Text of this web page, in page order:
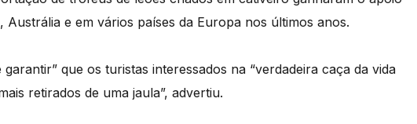
Austrália e em vários países da Europa nos últimos anos.
que os turistas interessados na “verdadeira caça da vida
retirados de uma jaula”, advertiu.